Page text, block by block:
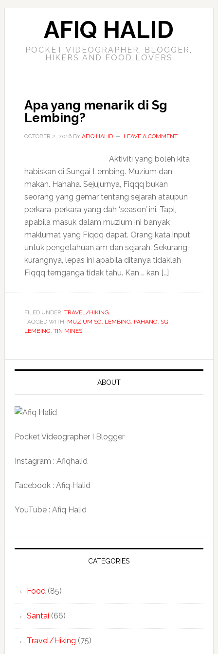
AFIQ HALID
POCKET VIDEOGRAPHER, BLOGGER,
HIKERS AND FOOD LOVERS
Apa yang menarik di Sg
Lembing?
OCTOBER 2, 2016BY AFIQ HALID LEAVE A COMMENT
Aktiviti yang boleh kita
habiskan di Sungai Lembing. Muzium dan
makan. Hahaha. Sejujurnya, Fiqqq bukan
seorang yang gemar tentang sejarah ataupun
perkara-perkara yang dah ‘season’ ini. Tapi,
apabila masuk dalam muzium ini banyak
maklumat yang Fiqqq dapat. Orang kata input
untuk pengetahuan am dan sejarah. Sekurang-
kurangnya, lepas ini apabila ditanya tidaklah
Fiqqq ternganga tidak tahu. Kan … kan […]
FILED UNDER: TRAVEL/HIKING
TAGGED WITH: MUZIUM SG. LEMBING, PAHANG, SG.
LEMBING, TIN MINES
ABOUT
Pocket Videographer I Blogger
Instagram : Afiqhalid
Facebook : Afiq Halid
YouTube : Afiq Halid
CATEGORIES
Food(85)
Santai (66)
Travel/Hiking (75)